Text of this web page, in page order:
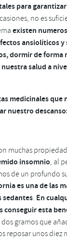
para
no es
existen
ansiolíticos y
dormir de forma
salud a
medicinales que
nuestro
muchas
insomnio, al
de un profundo
es una de las
sedantes. En
conseguir esta
gramos que
reposar unos diez